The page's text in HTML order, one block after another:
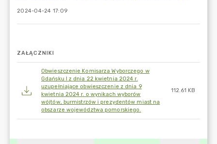
2024-04-24 17:09
ZAŁĄCZNIKI
Obwieszczenie Komisarza Wyborczego w
Gdańsku I z dnia 22 kwietnia 2024 r.
uzupełniające obwieszczenie z dnia 9
kwietnia 2024 r. o wynikach wyborów
wójtów, burmistrzów i prezydentów miast na
obszarze województwa pomorskiego.
112.61 KB